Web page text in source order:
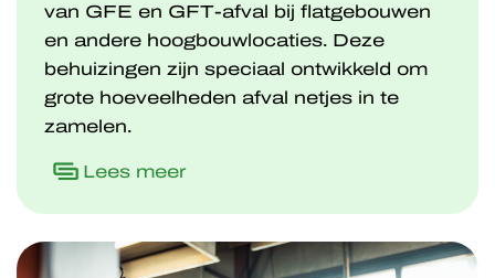
van GFE en GFT-afval bij flatgebouwen
en andere hoogbouwlocaties. Deze
behuizingen zijn speciaal ontwikkeld om
grote hoeveelheden afval netjes in te
zamelen.
Lees meer